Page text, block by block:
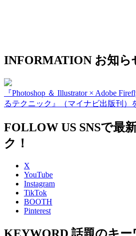
INFORMATION お知ら
『Photoshop ＆ Illustrator × Adobe
るテクニック』（マイナビ出版刊）
FOLLOW US SNSで最
ク！
X
YouTube
Instagram
TikTok
BOOTH
Pinterest
KEYWORD 話題のキー